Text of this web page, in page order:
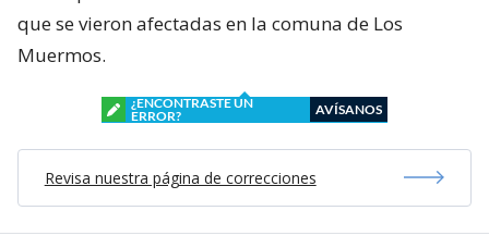
que se vieron afectadas en la comuna de Los
Muermos.
¿ENCONTRASTE UN
ERROR?
AVÍSANOS
Revisa nuestra página de correcciones